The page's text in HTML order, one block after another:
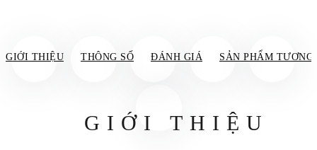
GIỚI THIỆU THÔNG SỐ ĐÁNH GIÁ SẢN PHẨM TƯƠNG
GIỚI THIỆU